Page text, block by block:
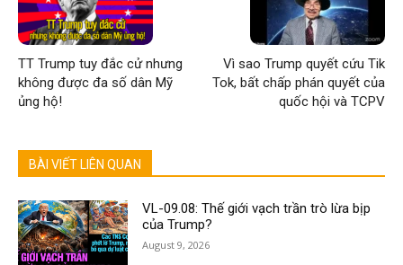
TT Trump tuy đắc cử nhưng
không được đa số dân Mỹ
ủng hộ!
Vì sao Trump quyết cứu Tik
Tok, bất chấp phán quyết của
quốc hội và TCPV
BÀI VIẾT LIÊN QUAN
VL-09.08: Thế giới vạch trần trò lừa bịp
của Trump?
August 9, 2026